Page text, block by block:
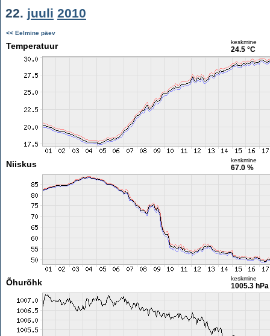
22. juuli 2010
<< Eelmine päev
Temperatuur keskmine
24.5 °C
Niiskus keskmine
67.0 %
Õhurõhk keskmine
1005.3 hPa